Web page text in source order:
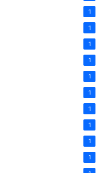
1
1
1
1
1
1
1
1
1
1